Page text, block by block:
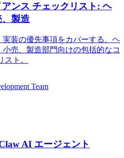
ンス チェックリスト: ヘ
製造
装の優先事項をカバーする、ヘ
売、製造部門向けの包括的なコ
スト。
Team
AI エージェント